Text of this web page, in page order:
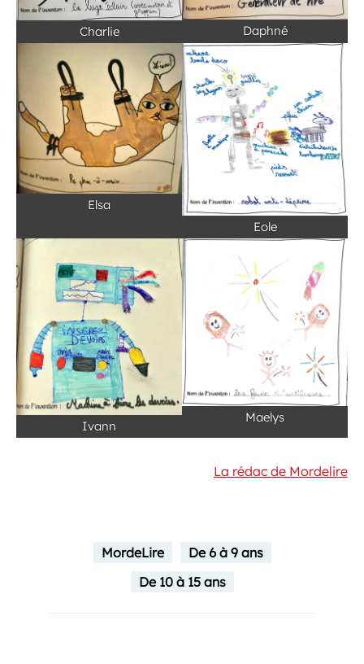
Charlie Daphné
Elsa
Eole
Ivann
Maelys
La rédac de Mordelire
MordeLire
De 6 à 9 ans
De 10 à 15 ans